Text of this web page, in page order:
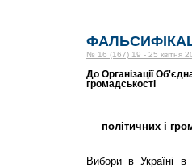
№ 16 (167) 19 - 25 квітня
До Організації
громадськості
політичних і
Вибори в Україні